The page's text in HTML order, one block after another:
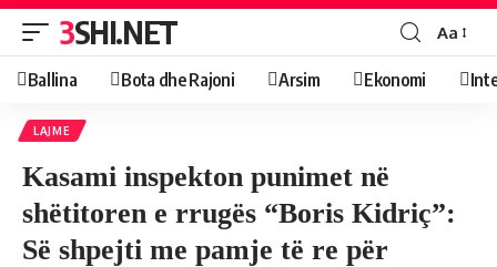
3SHI.NET Aa
Ballina Bota dhe Rajoni Arsim Ekonomi
LAJME
Kasami inspekton punimet në
shëtitoren e rrugës “Boris Kidriç”:
Së shpejti me pamje të re për